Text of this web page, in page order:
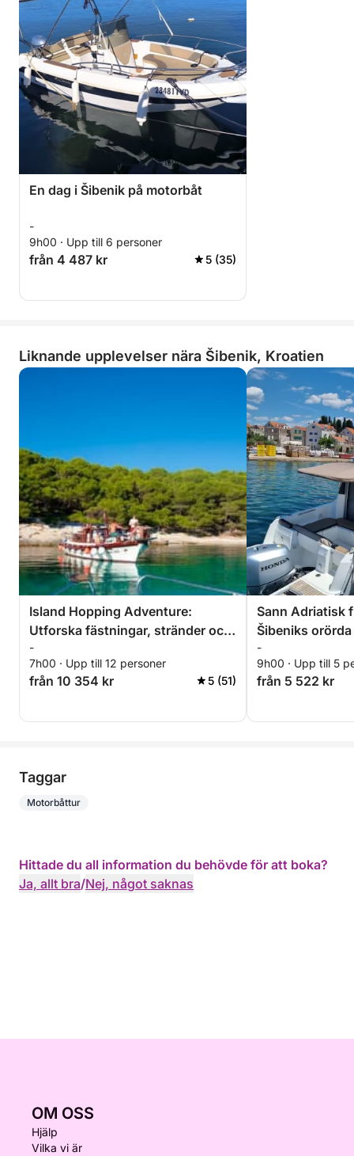
En dag i Šibenik på motorbåt
-
9h00 · Upp till 6 personer
från 4 487 kr 5 (35)
Liknande upplevelser nära Šibenik, Kroatien
Island Hopping Adventure:
Utforska fästningar, stränder och
gömda skatter
-
7h00 · Upp till 12 personer
från 10 354 kr 5 (51)
Sann Adriatisk
Šibeniks
-
9h00 · Upp till 5
från 5 522 kr
Taggar
Motorbåttur
Hittade du all information du behövde för att boka?
Ja, allt bra/Nej, något saknas
OM OSS
Hjälp
Vilka vi är